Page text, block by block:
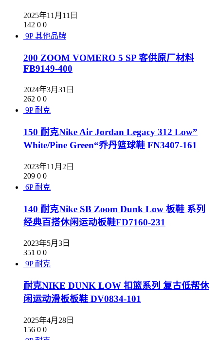
2025年11月11日
142 0 0
9P 其他品牌
200 ZOOM VOMERO 5 SP 客供原厂材料
FB9149-400
2024年3月31日
262 0 0
9P 耐克
150 耐克Nike Air Jordan Legacy 312 Low”
White/Pine Green“乔丹篮球鞋 FN3407-161
2023年11月2日
209 0 0
6P 耐克
140 耐克Nike SB Zoom Dunk Low 板鞋 系列
经典百搭休闲运动板鞋FD7160-231
2023年5月3日
351 0 0
9P 耐克
耐克NIKE DUNK LOW 扣篮系列 复古低帮休
闲运动滑板板鞋 DV0834-101
2025年4月28日
156 0 0